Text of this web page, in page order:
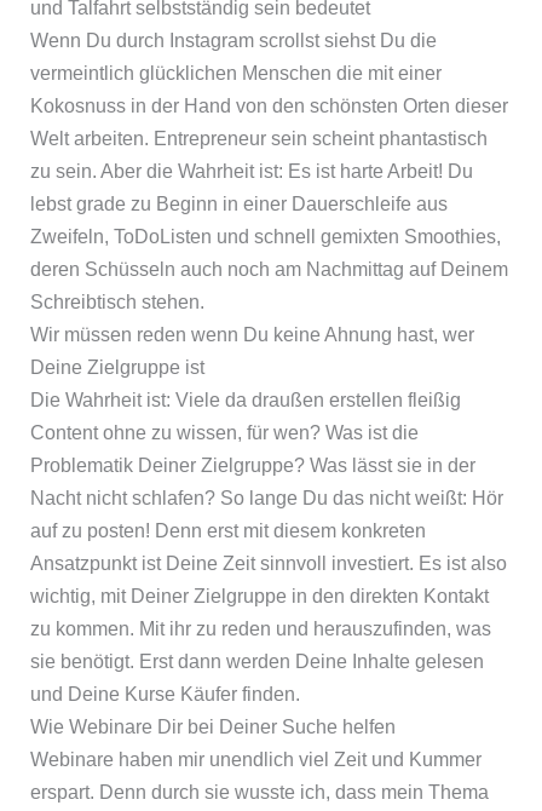
und Talfahrt selbstständig sein bedeutet
Wenn Du durch Instagram scrollst siehst Du die
vermeintlich glücklichen Menschen die mit einer
Kokosnuss in der Hand von den schönsten Orten dieser
Welt arbeiten. Entrepreneur sein scheint phantastisch
zu sein. Aber die Wahrheit ist: Es ist harte Arbeit! Du
lebst grade zu Beginn in einer Dauerschleife aus
Zweifeln, ToDoListen und schnell gemixten Smoothies,
deren Schüsseln auch noch am Nachmittag auf Deinem
Schreibtisch stehen.
Wir müssen reden wenn Du keine Ahnung hast, wer
Deine Zielgruppe ist
Die Wahrheit ist: Viele da draußen erstellen fleißig
Content ohne zu wissen, für wen? Was ist die
Problematik Deiner Zielgruppe? Was lässt sie in der
Nacht nicht schlafen? So lange Du das nicht weißt: Hör
auf zu posten! Denn erst mit diesem konkreten
Ansatzpunkt ist Deine Zeit sinnvoll investiert. Es ist also
wichtig, mit Deiner Zielgruppe in den direkten Kontakt
zu kommen. Mit ihr zu reden und herauszufinden, was
sie benötigt. Erst dann werden Deine Inhalte gelesen
und Deine Kurse Käufer finden.
Wie Webinare Dir bei Deiner Suche helfen
Webinare haben mir unendlich viel Zeit und Kummer
erspart. Denn durch sie wusste ich, dass mein Thema